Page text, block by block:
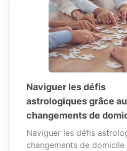
Naviguer les défis
astrologiques grâce
changements de
Naviguer les défis
changements de domicile